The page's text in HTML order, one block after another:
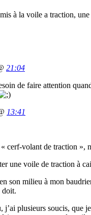
à la voile a traction,
21:04
de faire attention
13:41
cerf-volant de traction »,
une voile de traction à
son milieu à mon
doit.
plusieurs soucis, que